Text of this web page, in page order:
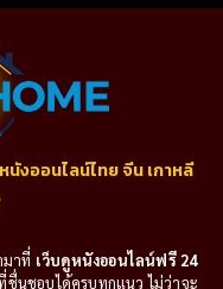
นังออนไลน์ไทย จีน เกาหลี
าที่ เว็บดูหนังออนไลน์ฟรี 24
นชอบได้ครบทุกแนว ไม่ว่าจะ